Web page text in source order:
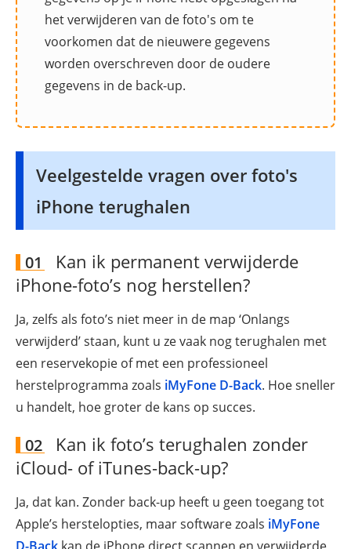
het verwijderen van de foto's om te
voorkomen dat de nieuwere gegevens
worden overschreven door de oudere
gegevens in de back-up.
Veelgestelde vragen over foto's
iPhone terughalen
01
Kan ik permanent verwijderde
iPhone-foto’s nog herstellen?
Ja, zelfs als foto’s niet meer in de map ‘Onlangs
verwijderd’ staan, kunt u ze vaak nog terughalen met
een reservekopie of met een professioneel
herstelprogramma zoals iMyFone D-Back. Hoe sneller
u handelt, hoe groter de kans op succes.
02
Kan ik foto’s terughalen zonder
iCloud- of iTunes-back-up?
Ja, dat kan. Zonder back-up heeft u geen toegang tot
Apple’s herstelopties, maar software zoals iMyFone